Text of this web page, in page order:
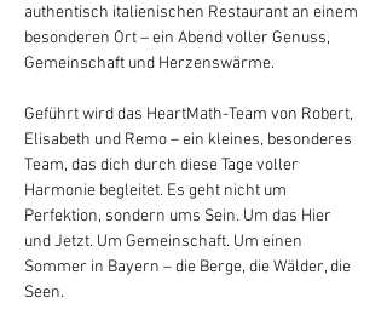
authentisch italienischen Restaurant an einem
besonderen Ort – ein Abend voller Genuss,
Gemeinschaft und Herzenswärme.
Geführt wird das HeartMath-Team von Robert,
Elisabeth und Remo – ein kleines, besonderes
Team, das dich durch diese Tage voller
Harmonie begleitet. Es geht nicht um
Perfektion, sondern ums Sein. Um das Hier
und Jetzt. Um Gemeinschaft. Um einen
Sommer in Bayern – die Berge, die Wälder, die
Seen.